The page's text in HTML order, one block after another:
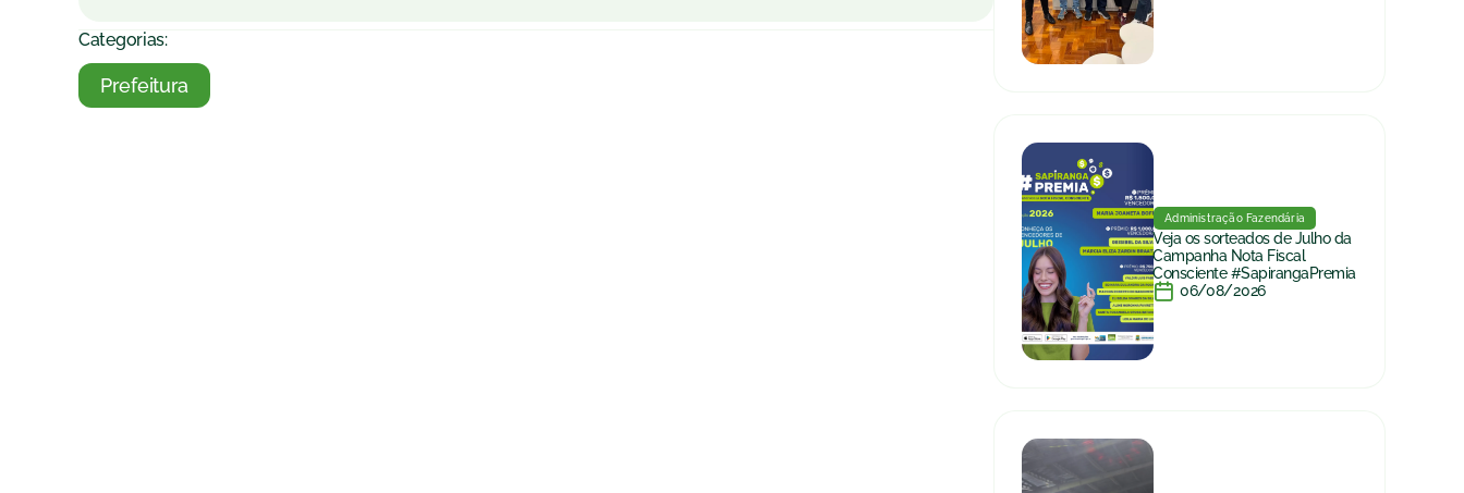
Categorias:
Prefeitura
Administração Fazendária
Veja os sorteados de Julho da
Campanha Nota Fiscal
Consciente #SapirangaPremia
06/08/2026